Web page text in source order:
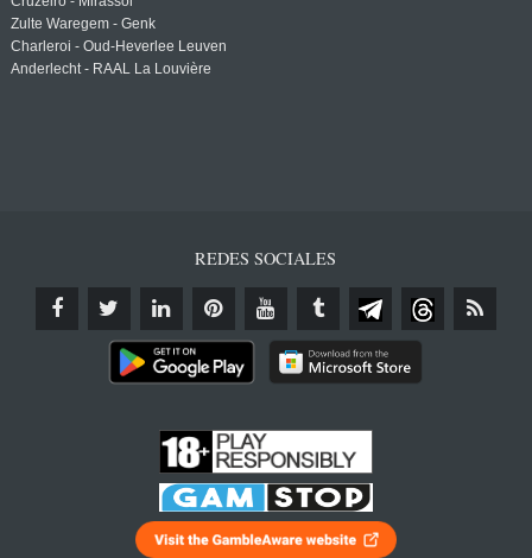
Zulte Waregem - Genk
Charleroi - Oud-Heverlee Leuven
Anderlecht - RAAL La Louvière
REDES SOCIALES